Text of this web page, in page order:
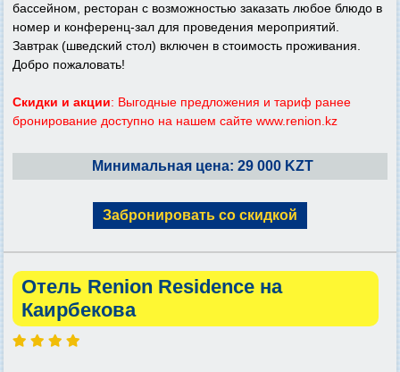
бассейном, ресторан с возможностью заказать любое блюдо в
номер и конференц-зал для проведения мероприятий.
Завтрак (шведский стол) включен в стоимость проживания.
Добро пожаловать!
Скидки и акции: Выгодные предложения и тариф ранее
бронирование доступно на нашем сайте www.renion.kz
Минимальная цена: 29 000 KZT
Забронировать со скидкой
Отель Renion Residence на
Каирбекова